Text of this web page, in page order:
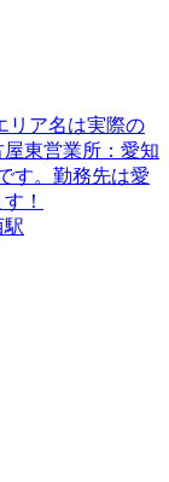
リア名は実際の
東営業所：愛知
す。勤務先は愛
！
駅